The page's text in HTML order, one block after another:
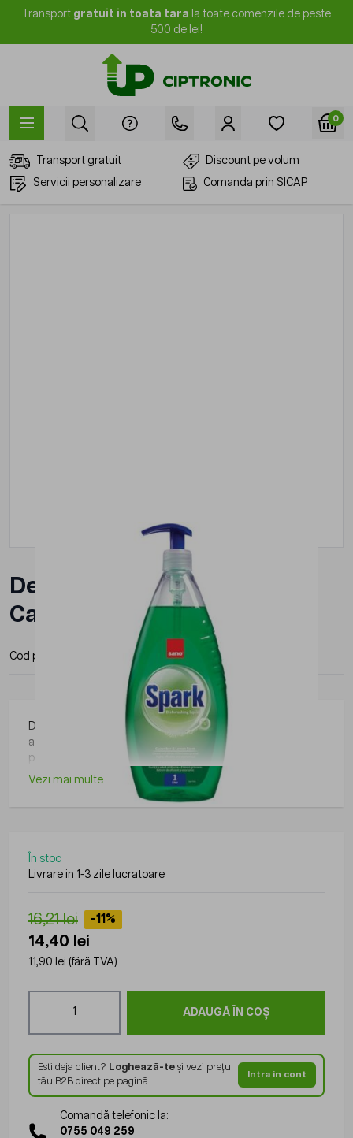
Mergi la Conținut
Transport gratuit in toata tara la toate comenzile de peste
500 de lei!
0
Transport gratuit
Discount pe volum
Servicii personalizare
Comanda prin SICAP
Detergent vase Spark,
Castravete, SANO, 1l
Cod produs: 7290108350531 Producator:
Detergent vase Spark castravete, Sano, 1l, fara urme,
agenti activi: minim 24%, ingrediente cosmetice,
protejeaza pielea sensibila, indeparteaza grasimea
Vezi mai multe
În stoc
Livrare in 1-3 zile lucratoare
16,21 lei -11%
14,40 lei
11,90 lei (fără TVA)
ADAUGĂ ÎN COȘ
Esti deja client? Loghează-teși vezi prețul
tău B2B direct pe pagină.
Intra in cont
Comandă telefonic la:
0755 049 259